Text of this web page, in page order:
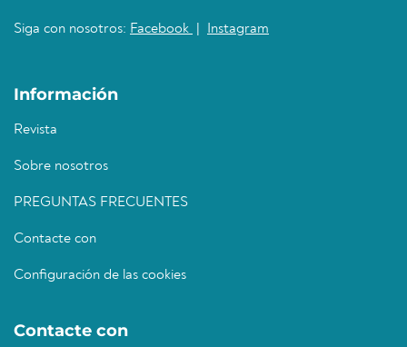
Siga con nosotros: Facebook Instagram
Información
Revista
Sobre nosotros
PREGUNTAS FRECUENTES
Contacte con
Configuración de las cookies
Contacte con